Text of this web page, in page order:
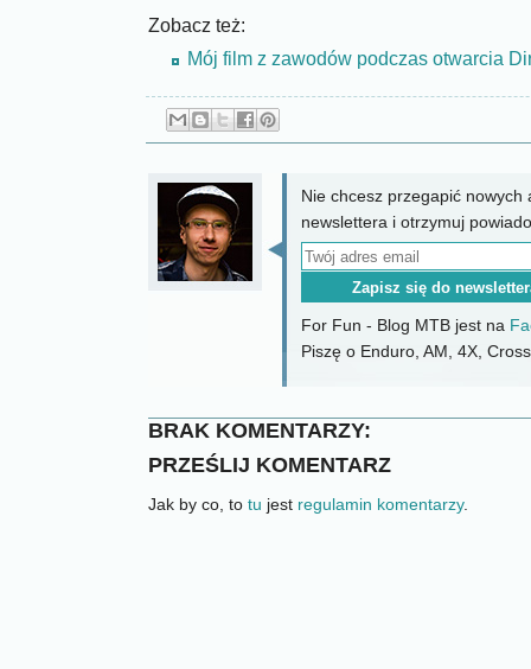
Zobacz też:
Mój film z zawodów podczas otwarcia
Nie chcesz przegapić nowych
newslettera i otrzymuj
For Fun - Blog MTB jest na
Piszę o Enduro, AM, 4X,
BRAK KOMENTARZY:
PRZEŚLIJ KOMENTARZ
Jak by co, to tu jest regulamin komentarzy.